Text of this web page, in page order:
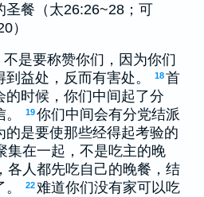
圣餐（太26:26~28；可
）
是要称赞你们，因为你们
益处，反而有害处。
18首
的时候，你们中间起了分
19你们中间会有分党结派
的是要使那些经得起考验的
集在一起，不是吃主的晚
各人都先吃自己的晚餐，结
22难道你们没有家可以吃